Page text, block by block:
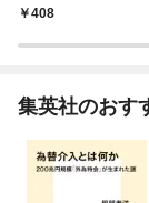
408
集英社のおす